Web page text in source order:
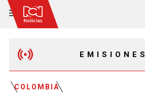
EMISIONES
COLOMBIA